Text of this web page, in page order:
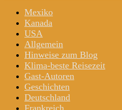
Mexiko
Kanada
USA
Allgemein
Hinweise zum Blog
Klima-beste Reisezeit
Gast-Autoren
Geschichten
Deutschland
Frankreich